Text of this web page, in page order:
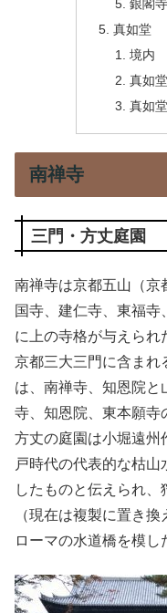
銀閣
真如堂
境内
真如
真如
南禅寺
三門・方丈庭園
南禅寺は京都五山（京
国寺、建仁寺、東福寺
に上の寺格が与えられ
京都三大三門に含まれ
は、南禅寺、知恩院
寺、知恩院、東本願寺
方丈の庭園は小堀遠州
戸時代の代表的な枯
したものと伝えられ、
（現在は複製に置き
ローマの水道橋を模し